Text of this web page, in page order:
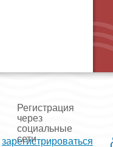
зарегистрироваться
Регистрация
через
социальные
сети